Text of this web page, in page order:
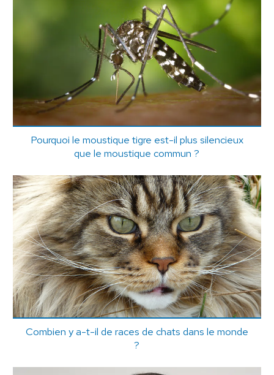
Pourquoi le moustique tigre est-il plus silencieux
que le moustique commun ?
Combien y a-t-il de races de chats dans le monde
?